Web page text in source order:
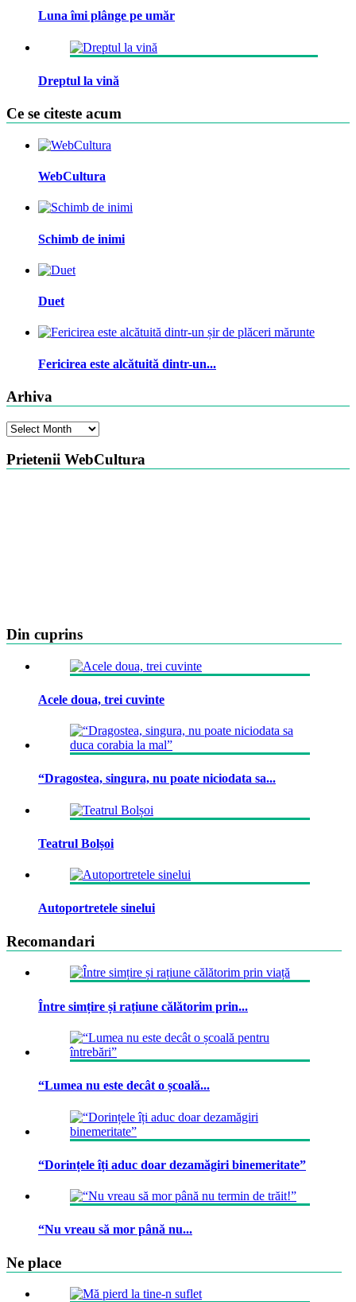
Luna îmi plânge pe umăr
Dreptul la vină
Ce se citeste acum
WebCultura
Schimb de inimi
Duet
Fericirea este alcătuită dintr-un...
Arhiva
Arhiva
Prietenii WebCultura
Din cuprins
Acele doua, trei cuvinte
“Dragostea, singura, nu poate niciodata sa...
Teatrul Bolșoi
Autoportretele sinelui
Recomandari
Între simțire și rațiune călătorim prin...
“Lumea nu este decât o școală...
“Dorințele îți aduc doar dezamăgiri binemeritate”
“Nu vreau să mor până nu...
Ne place